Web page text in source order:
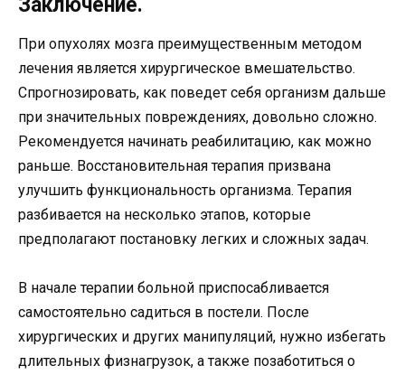
При опухолях мозга преимущественным методом
лечения является хирургическое вмешательство.
Спрогнозировать, как поведет себя организм дальше
при значительных повреждениях, довольно сложно.
Рекомендуется начинать реабилитацию, как можно
раньше. Восстановительная терапия призвана
улучшить функциональность организма. Терапия
разбивается на несколько этапов, которые
предполагают постановку легких и сложных задач.
В начале терапии больной приспосабливается
самостоятельно садиться в постели. После
хирургических и других манипуляций, нужно избегать
длительных физнагрузок, а также позаботиться о